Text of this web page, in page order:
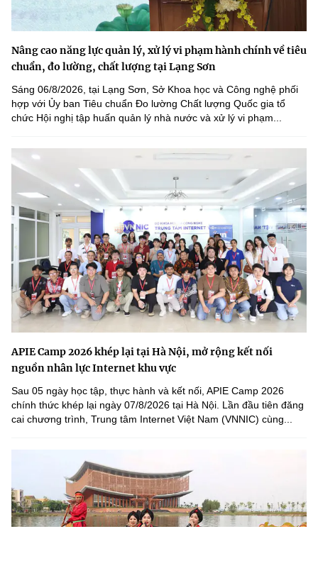
Nâng cao năng lực quản lý, xử lý vi phạm hành chính về tiêu
chuẩn, đo lường, chất lượng tại Lạng Sơn
Sáng 06/8/2026, tại Lạng Sơn, Sở Khoa học và Công nghệ phối
hợp với Ủy ban Tiêu chuẩn Đo lường Chất lượng Quốc gia tổ
chức Hội nghị tập huấn quản lý nhà nước và xử lý vi phạm...
APIE Camp 2026 khép lại tại Hà Nội, mở rộng kết nối
nguồn nhân lực Internet khu vực
Sau 05 ngày học tập, thực hành và kết nối, APIE Camp 2026
chính thức khép lại ngày 07/8/2026 tại Hà Nội. Lần đầu tiên đăng
cai chương trình, Trung tâm Internet Việt Nam (VNNIC) cùng...